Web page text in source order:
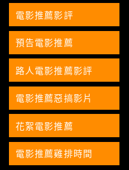
電影推薦影評
預告電影推薦
路人電影推薦影評
電影推薦惡搞影片
花絮電影推薦
電影推薦雞排時間